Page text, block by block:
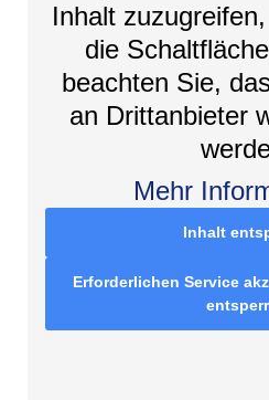
Inhalt
die
beachten Sie,
an Drittanbieter
Mehr
Inhalt
Erforderlichen Service